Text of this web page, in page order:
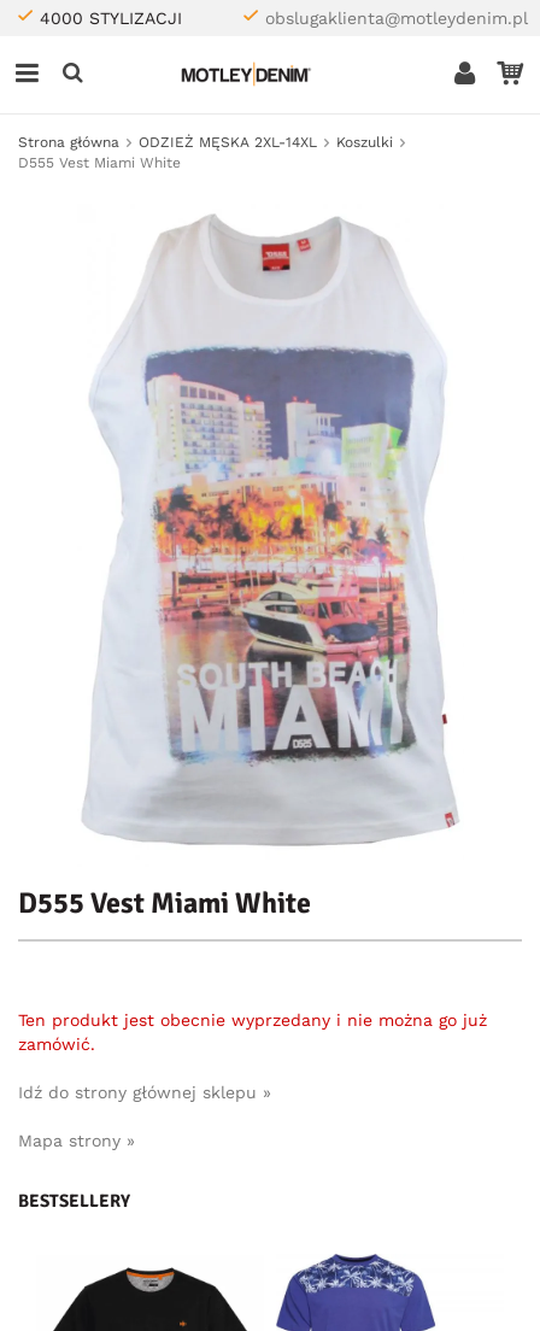
4000 STYLIZACJI obslugaklienta@motleydenim.pl
Strona główna ODZIEŻ MĘSKA 2XL-14XL
Koszulki
D555 Vest Miami White
D555 Vest Miami White
Ten produkt jest obecnie wyprzedany i nie można go już
zamówić.
Idź do strony głównej sklepu »
Mapa strony »
BESTSELLERY